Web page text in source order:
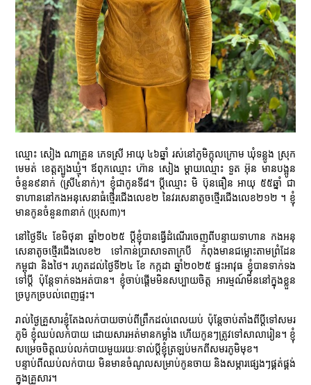
ឈ្មោះ សៀង ណាគ្រួន ភេទស្រី អាយុ ៤៦ឆ្នាំ រស់នៅភូមិក្តុលក្រោម ឃុំទន្លូង ស្រុក
មេមត់ ខេត្តត្បូងឃ្មុំ។ ឪពុកឈ្មោះ ហ៊ាន សៀង ម្តាយឈ្មោះ ទួត អ៊ុន មានបង្អូន
ចំនួន៩នាក់ (ស្រី៤នាក់)។ ខ្ញុំជាកូនទី៨។ ប្តីឈ្មោះ មិ ប៊ុនធឿន អាយុ ៥៥ឆ្នាំ ជា
ទាហាននៅកងអនុសេនាធំថ្មើរជើងលេខ២ នៃវរសេនាតូចថ្មើរជើងលេខ២១២ ។ ខ្ញុំ
មានកូនចំនួន៣នាក់ (ប្រុស៣)។
នៅថ្ងៃទី៤ ខែមិថុនា ឆ្នាំ២០២៥ ប្តីខ្ញុំបានធ្វើដំណើរចេញពីបន្ទាយទាហាន កងអនុ
សេនាតូចថ្មើរជើងលេខ២ ទៅកាន់ប្រាសាទតាក្របី កំពុងមានជម្លោះតាមព្រំដែន
កម្ពុជា និងថៃ។ រហូតដល់ថ្ងៃទី២៤ ខែ កក្កដា ឆ្នាំ២០២៥ ផ្ទះអាវុធ ខ្ញុំបានទាក់ទង
ទៅប្តី ប៉ុន្តែទាក់ទងអត់បាន។ ខ្ញុំចាប់ផ្តើមមិនសប្បាយចិត្ត អារម្មណ៍មិននៅក្នុងខ្លួន
ច្របូកច្របល់ពេញផ្ទះ។
រាល់ថ្ងៃគ្រួសារខ្ញុំតែងលក់បាយចាប់ពីព្រឹកដល់ពេលយប់ ប៉ុន្តែចាប់តាំងពីប្តីទៅសមរ
ភូមិ ខ្ញុំឈប់លក់បាយ ដោយសារអត់មានកម្លាំង ហើយកូនៗត្រូវទៅសាលារៀន។ ខ្ញុំ
សម្រេចចិត្តឈប់លក់បាយមួយរយៈទាល់ប្តីខ្ញុំត្រឡប់មកពីសមរភូមិមុខ។
បន្ទាប់ពីឈប់លក់បាយ មិនមានចំណូលសម្រាប់កូនចាយ និងសម្ភារផ្សេងៗផ្គត់ផ្គង់
ក្នុងគ្រួសារ។